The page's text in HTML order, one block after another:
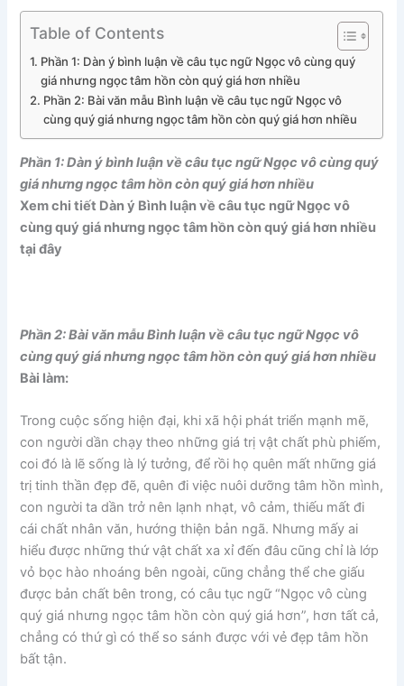
Table of Contents
Phần 1: Dàn ý bình luận về câu tục ngữ Ngọc vô cùng quý
giá nhưng ngọc tâm hồn còn quý giá hơn nhiều
Phần 2: Bài văn mẫu Bình luận về câu tục ngữ Ngọc vô
cùng quý giá nhưng ngọc tâm hồn còn quý giá hơn nhiều
Phần 1: Dàn ý bình luận về câu tục ngữ Ngọc vô cùng quý
giá nhưng ngọc tâm hồn còn quý giá hơn nhiều
Xem chi tiết Dàn ý Bình luận về câu tục ngữ Ngọc vô
cùng quý giá nhưng ngọc tâm hồn còn quý giá hơn nhiều
tại đây
Phần 2: Bài văn mẫu Bình luận về câu tục ngữ Ngọc vô
cùng quý giá nhưng ngọc tâm hồn còn quý giá hơn nhiều
Bài làm:
Trong cuộc sống hiện đại, khi xã hội phát triển mạnh mẽ,
con người dần chạy theo những giá trị vật chất phù phiếm,
coi đó là lẽ sống là lý tưởng, để rồi họ quên mất những giá
trị tinh thần đẹp đẽ, quên đi việc nuôi dưỡng tâm hồn mình,
con người ta dần trở nên lạnh nhạt, vô cảm, thiếu mất đi
cái chất nhân văn, hướng thiện bản ngã. Nhưng mấy ai
hiểu được những thứ vật chất xa xỉ đến đâu cũng chỉ là lớp
vỏ bọc hào nhoáng bên ngoài, cũng chẳng thể che giấu
được bản chất bên trong, có câu tục ngữ “Ngọc vô cùng
quý giá nhưng ngọc tâm hồn còn quý giá hơn”, hơn tất cả,
chẳng có thứ gì có thể so sánh được với vẻ đẹp tâm hồn
bất tận.